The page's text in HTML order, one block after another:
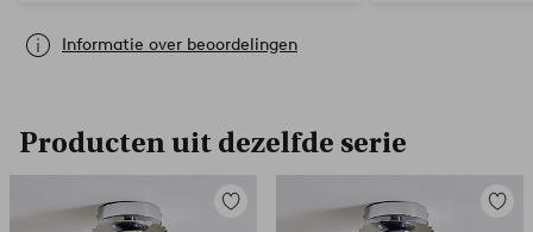
Informatie over beoordelingen
Producten uit dezelfde serie
Toevoegen